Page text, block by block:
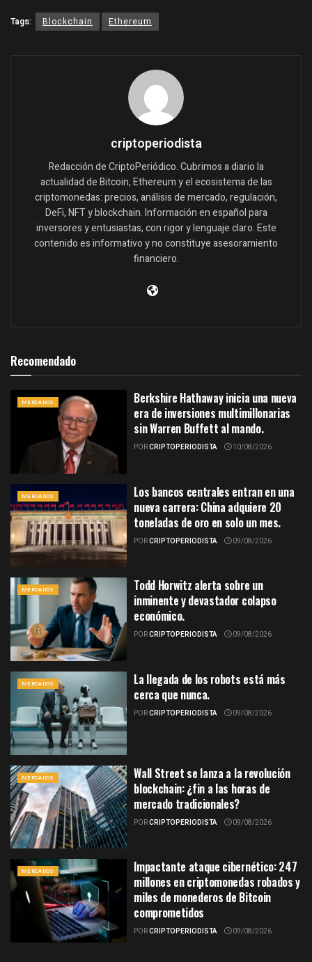
Tags: Blockchain Ethereum
criptoperiodista
Redacción de CriptoPeriódico. Cubrimos a diario la
actualidad de Bitcoin, Ethereum y el ecosistema de las
criptomonedas: precios, análisis de mercado, regulación,
DeFi, NFT y blockchain. Información en español para
inversores y entusiastas, con rigor y lenguaje claro. Este
contenido es informativo y no constituye asesoramiento
financiero.
Recomendado
MERCADOS
Berkshire Hathaway inicia una nueva
era de inversiones multimillonarias
sin Warren Buffett al mando.
PORCRIPTOPERIODISTA 10/08/2026
MERCADOS
Los bancos centrales entran en una
nueva carrera: China adquiere 20
toneladas de oro en solo un mes.
PORCRIPTOPERIODISTA 09/08/2026
MERCADOS
Todd Horwitz alerta sobre un
inminente y devastador colapso
económico.
PORCRIPTOPERIODISTA 09/08/2026
MERCADOS
La llegada de los robots está más
cerca que nunca.
PORCRIPTOPERIODISTA 09/08/2026
MERCADOS
Wall Street se lanza a la revolución
blockchain: ¿fin a las horas de
mercado tradicionales?
PORCRIPTOPERIODISTA 09/08/2026
MERCADOS
Impactante ataque cibernético: 247
millones en criptomonedas robados y
miles de monederos de Bitcoin
comprometidos
PORCRIPTOPERIODISTA 09/08/2026